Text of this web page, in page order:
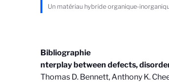
Un matériau hybride organique-
Bibliographie
nterplay between defects,
Thomas D. Bennett, Anthony K.